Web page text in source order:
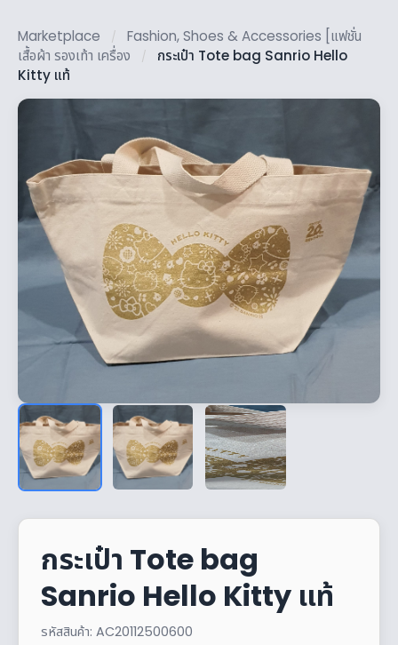
Marketplace /
Fashion, Shoes & Accessories [แฟชั่น
เสื้อผ้า รองเท้า เครื่อง
/
กระเป๋า Tote bag Sanrio Hello
Kitty แท้
กระเป๋า Tote bag
Sanrio Hello Kitty แท้
รหัสสินค้า: AC20112500600